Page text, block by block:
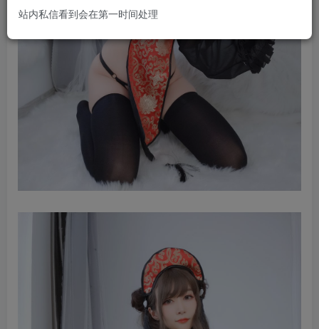
站内私信看到会在第一时间处理